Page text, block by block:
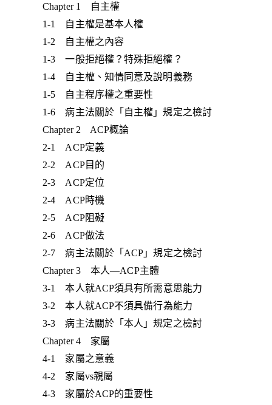
Chapter 1 自主權
1-1 自主權是基本人權
1-2 自主權之內容
1-3 一般拒絕權？特殊拒絕權？
1-4 自主權、知情同意及說明義務
1-5 自主程序權之重要性
1-6 病主法關於「自主權」規定之檢討
Chapter 2 ACP概論
2-1 ACP定義
2-2 ACP目的
2-3 ACP定位
2-4 ACP時機
2-5 ACP阻礙
2-6 ACP做法
2-7 病主法關於「ACP」規定之檢討
Chapter 3 本人—ACP主體
3-1 本人就ACP須具有所需意思能力
3-2 本人就ACP不須具備行為能力
3-3 病主法關於「本人」規定之檢討
Chapter 4 家屬
4-1 家屬之意義
4-2 家屬vs親屬
4-3 家屬於ACP的重要性